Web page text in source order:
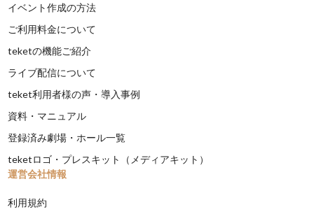
イベント作成の方法
ご利用料金について
teketの機能ご紹介
ライブ配信について
teket利用者様の声・導入事例
資料・マニュアル
登録済み劇場・ホール一覧
teketロゴ・プレスキット（メディアキット）
運営会社情報
利用規約